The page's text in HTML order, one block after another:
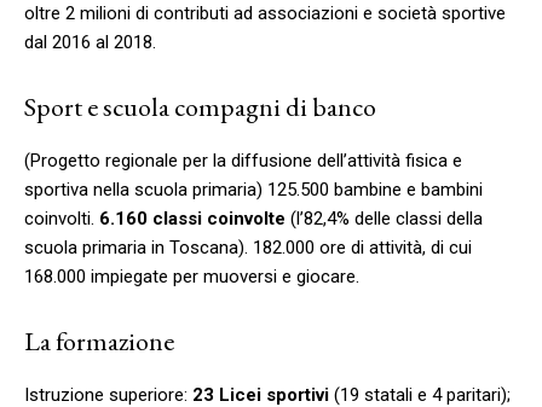
oltre 2 milioni di contributi ad associazioni e società sportive
dal 2016 al 2018.
Sport e scuola compagni di banco
(Progetto regionale per la diffusione dell’attività fisica e
sportiva nella scuola primaria) 125.500 bambine e bambini
coinvolti. 6.160 classi coinvolte (l’82,4% delle classi della
scuola primaria in Toscana). 182.000 ore di attività, di cui
168.000 impiegate per muoversi e giocare.
La formazione
Istruzione superiore: 23 Licei sportivi (19 statali e 4 paritari);